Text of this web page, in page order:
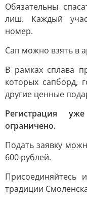
Обязательны
лиш. Каждый
номер.
Сап можно взять в
В рамках сплава
которых сапборд,
другие ценные
Регистрация
ограничено.
Подать заявку
600 рублей.
Присоединяйтесь
традиции